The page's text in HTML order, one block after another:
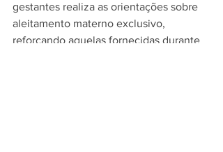
gestantes realiza as orientações sobre
aleitamento materno exclusivo,
reforçando aquelas fornecidas durante